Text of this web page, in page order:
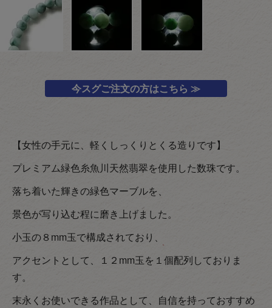
今スグご注文の方はこちら ≫
【女性の手元に、軽くしっくりとくる造りです】
プレミアム緑色糸魚川天然翡翠を使用した数珠です。
落ち着いた輝きの緑色マーブルを、
景色が写り込む程に磨き上げました。
小玉の８mm玉で構成されており、
アクセントとして、１２mm玉を１個配列しておりま
す。
末永くお使いできる作品として、自信を持っておすすめ